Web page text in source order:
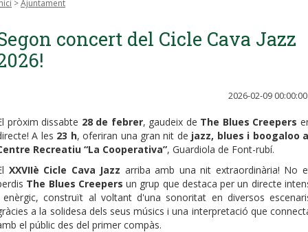
>Ajuntament
concert del Cicle Cava Jazz
2026-02-09 00:00:00
pròxim dissabte 28 de febrer, gaudeix de The Blues Creepers
A les 23 h, oferiran una gran nit de jazz, blues i boogaloo
Recreatiu “La Cooperativa”, Guardiola de Font-rubí.
XXVIIè Cicle Cava Jazz arriba amb una nit extraordinària! No
The Blues Creepersun grup que destaca per un directe
construït al voltant d'una sonoritat en diversos
a la solidesa dels seus músics i una interpretació que
el públic des del primer compàs.